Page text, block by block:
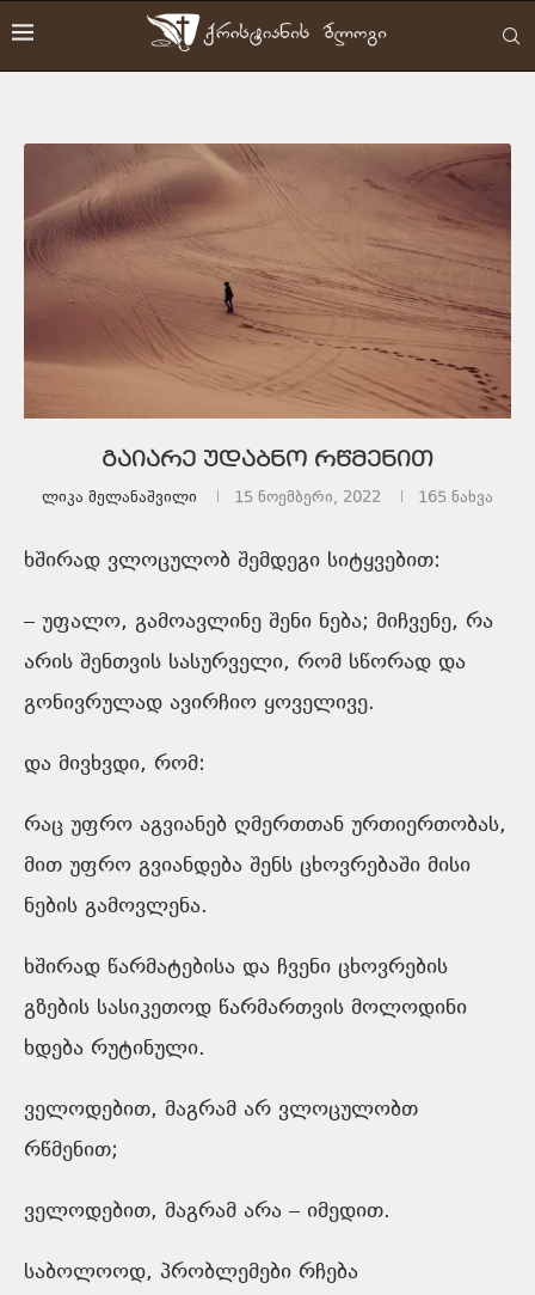
გაიარე უდაბნო რწმენით
Ლიკა Მელანაშვილი 15 ნოემბერი, 2022 165 ნახვა
ხშირად ვლოცულობ შემდეგი სიტყვებით:
– უფალო, გამოავლინე შენი ნება; მიჩვენე, რა
არის შენთვის სასურველი, რომ სწორად და
გონივრულად ავირჩიო ყოველივე.
და მივხვდი, რომ:
რაც უფრო აგვიანებ ღმერთთან ურთიერთობას,
მით უფრო გვიანდება შენს ცხოვრებაში მისი
ნების გამოვლენა.
ხშირად წარმატებისა და ჩვენი ცხოვრების
გზების სასიკეთოდ წარმართვის მოლოდინი
ხდება რუტინული.
ველოდებით, მაგრამ არ ვლოცულობთ
რწმენით;
ველოდებით, მაგრამ არა – იმედით.
საბოლოოდ, პრობლემები რჩება